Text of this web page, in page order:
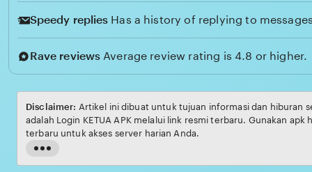
Speedy replies Has a history of replying to
Rave reviews Average review rating is 4.8 or higher.
Read
the
Disclaimer:
Artikel
adalah Login KETUA APK melalui link resmi terbaru. Gunakan apk
terbaru untuk akses server harian Anda.